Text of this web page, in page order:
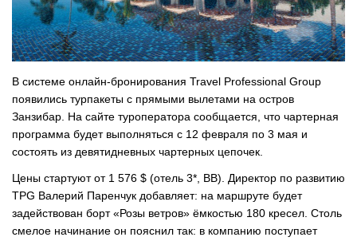
В системе онлайн-бронирования Travel Professional Group
появились турпакеты с прямыми вылетами на остров
Занзибар. На сайте туроператора сообщается, что чартерная
программа будет выполняться с 12 февраля по 3 мая и
состоять из девятидневных чартерных цепочек.
Цены стартуют от 1 576 $ (отель 3*, ВВ). Директор по развитию
TPG Валерий Паренчук добавляет: на маршруте будет
задействован борт «Розы ветров» ёмкостью 180 кресел. Столь
смелое начинание он пояснил так: в компанию поступает